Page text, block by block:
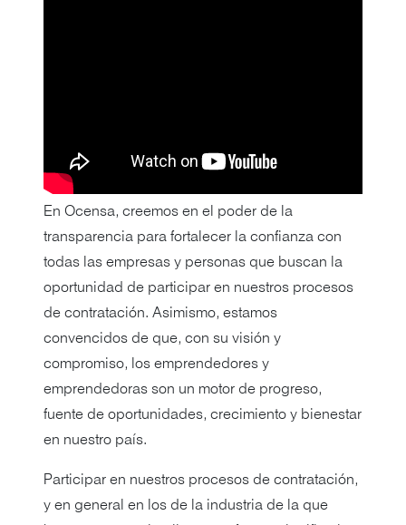
En Ocensa, creemos en el poder de la
transparencia para fortalecer la confianza con
todas las empresas y personas que buscan la
oportunidad de participar en nuestros procesos
de contratación. Asimismo, estamos
convencidos de que, con su visión y
compromiso, los emprendedores y
emprendedoras son un motor de progreso,
fuente de oportunidades, crecimiento y bienestar
en nuestro país.
Participar en nuestros procesos de contratación,
y en general en los de la industria de la que